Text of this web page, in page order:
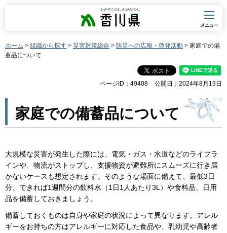
香川県
メニュー
ホーム > 組織から探す > 災害対策総合 > 防災への広報・啓発活動 > 家庭での備
蓄品について
ページID：49408 公開日：2024年8月13日
家庭での備蓄品について
大規模な災害が発生した際には、電気・ガス・水道などのライフラ
インや、物流がストップし、支援物資が避難所にスムーズに行き届
かないケースも想定されます。そのような場面に備えて、最低3日
分、できれば1週間分の飲料水（1日1人あたり3L）や食料品、日用
品を備蓄しておきましょう。
備蓄しておくものは自身や家庭の状況によって異なります。アレル
ギーをお持ちの方はアレルギーに対応した食品や、乳幼児や高齢者